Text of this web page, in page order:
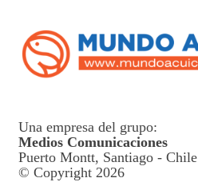
Una empresa del grupo:
Medios Comunicaciones
Puerto Montt, Santiago - Chile
© Copyright 2026